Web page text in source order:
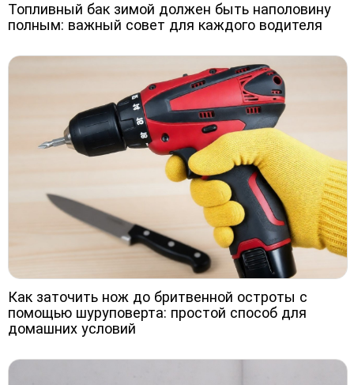
Топливный бак зимой должен быть наполовину
полным: важный совет для каждого водителя
Как заточить нож до бритвенной остроты с
помощью шуруповерта: простой способ для
домашних условий